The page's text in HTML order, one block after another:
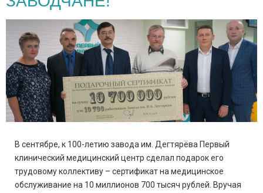
В сентябре, к 100-летию завода им. Дегтярёва Первый
клинический медицинский центр сделал подарок его
трудовому коллективу – сертификат на медицинское
обслуживание на 10 миллионов 700 тысяч рублей. Вручая